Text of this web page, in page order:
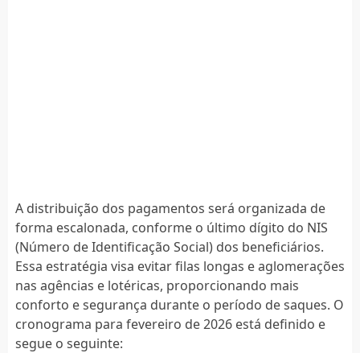
A distribuição dos pagamentos será organizada de
forma escalonada, conforme o último dígito do NIS
(Número de Identificação Social) dos beneficiários.
Essa estratégia visa evitar filas longas e aglomerações
nas agências e lotéricas, proporcionando mais
conforto e segurança durante o período de saques. O
cronograma para fevereiro de 2026 está definido e
segue o seguinte: